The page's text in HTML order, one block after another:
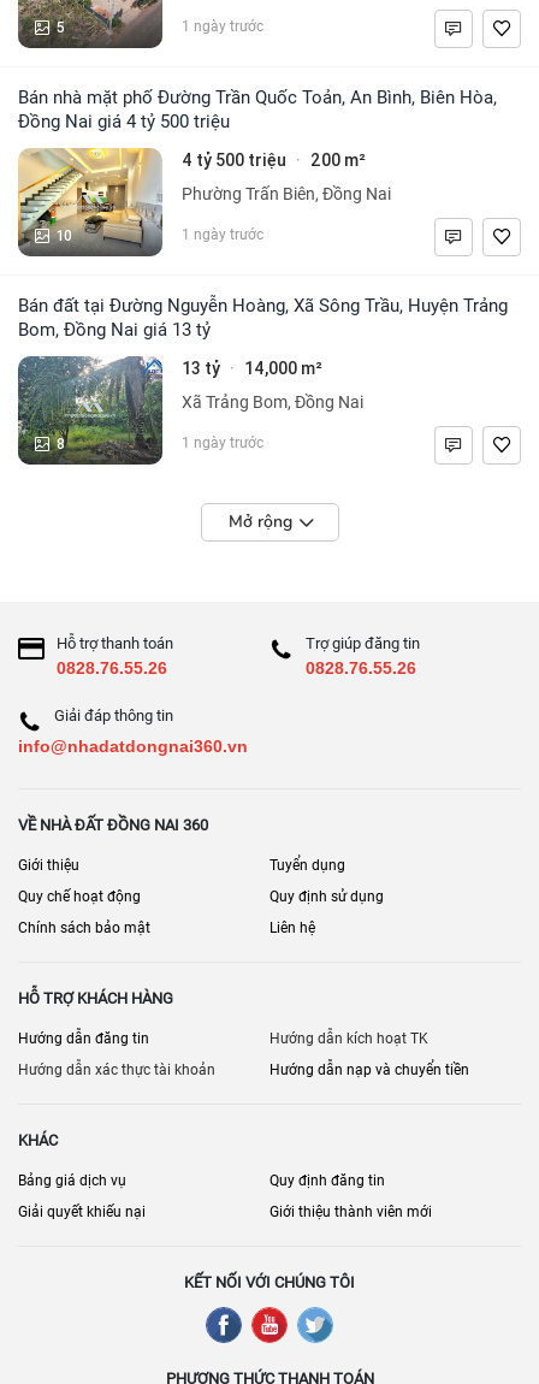
5 1 ngày trước
Bán nhà mặt phố Đường Trần Quốc Toản, An Bình, Biên Hòa,
Đồng Nai giá 4 tỷ 500 triệu
10
4 tỷ 500 triệu · 200 m²
Phường Trấn Biên, Đồng Nai
1 ngày trước
Bán đất tại Đường Nguyễn Hoàng, Xã Sông Trầu, Huyện Trảng
Bom, Đồng Nai giá 13 tỷ
8
13 tỷ · 14,000 m²
Xã Trảng Bom, Đồng Nai
1 ngày trước
Mở rộng
Hỗ trợ thanh toán
0828.76.55.26
Trợ giúp đăng tin
0828.76.55.26
Giải đáp thông tin
info@nhadatdongnai360.vn
VỀ NHÀ ĐẤT ĐỒNG NAI 360
Giới thiệu
Tuyển dụng
Quy chế hoạt động
Quy định sử dụng
Chính sách bảo mật
Liên hệ
HỖ TRỢ KHÁCH HÀNG
Hướng dẫn đăng tin
Hướng dẫn kích hoạt TK
Hướng dẫn xác thực tài khoản
Hướng dẫn nạp và chuyển tiền
KHÁC
Bảng giá dịch vụ
Quy định đăng tin
Giải quyết khiếu nại
Giới thiệu thành viên mới
KẾT NỐI VỚI CHÚNG TÔI
PHƯƠNG THỨC THANH TOÁN